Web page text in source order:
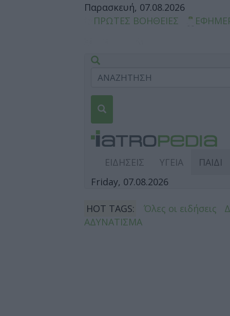
Παρασκευή, 07.08.2026
ΠΡΩΤΕΣ ΒΟΗΘΕΙΕΣ
ΕΙΔΗΣΕΙΣ ΥΓΕΙΑ ΠΑΙΔΙ
Friday, 07.08.2026
HOT TAGS: Όλες οι ειδήσεις
ΑΔΥΝΑΤΙΣΜΑ